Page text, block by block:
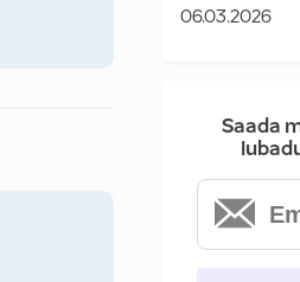
06.03.2026
Saada